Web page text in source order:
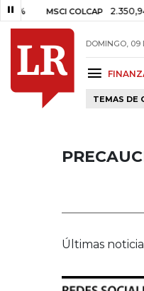
MSCI COLCAP 2.350,94 +6,13
DOMINGO, 09
TEMAS DE
Últimas